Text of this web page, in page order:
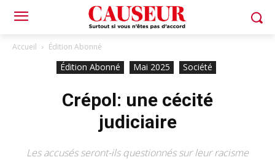
Accueil Édition Abonné
Édition Abonné Mai 2025 Société
Crépol: une cécité
judiciaire
Les accusés seront-ils questionnés sur leur racisme